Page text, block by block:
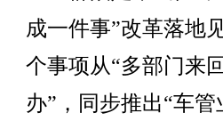
成一件事”改革落地
个事项从“多部门来
办”，同步推出“车